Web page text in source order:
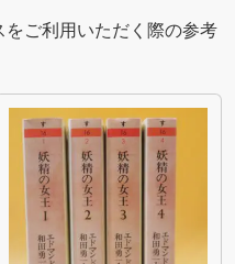
ご利用いただく際の参考